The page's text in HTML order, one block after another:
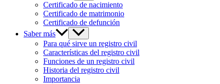
Certificado de nacimiento
Certificado de matrimonio
Certificado de defunción
Saber más
Para qué sirve un registro civil
Características del registro civil
Funciones de un registro civil
Historia del registro civil
Importancia